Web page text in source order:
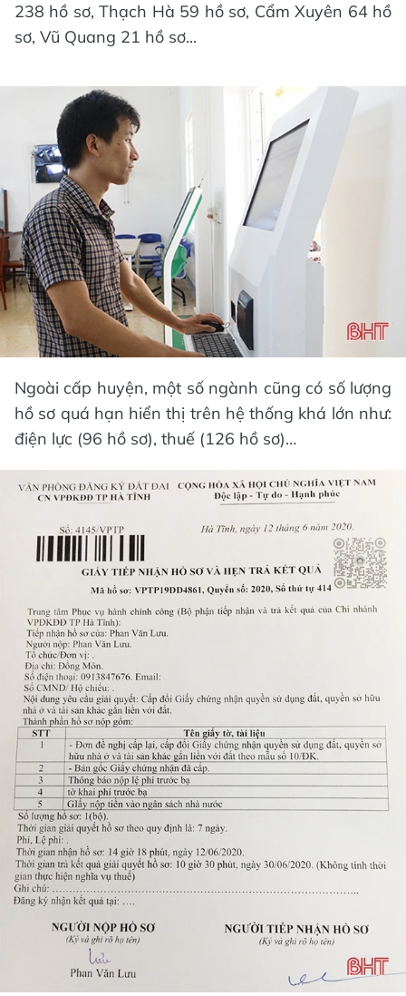
238 hồ sơ, Thạch Hà 59 hồ sơ, Cẩm Xuyên 64 hồ
sơ, Vũ Quang 21 hồ sơ...
Ngoài cấp huyện, một số ngành cũng có số lượng
hồ sơ quá hạn hiển thị trên hệ thống khá lớn như:
điện lực (96 hồ sơ), thuế (126 hồ sơ)…